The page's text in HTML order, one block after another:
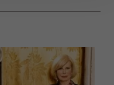
Informacje o tym, jak
partnerom
i analitycznym.